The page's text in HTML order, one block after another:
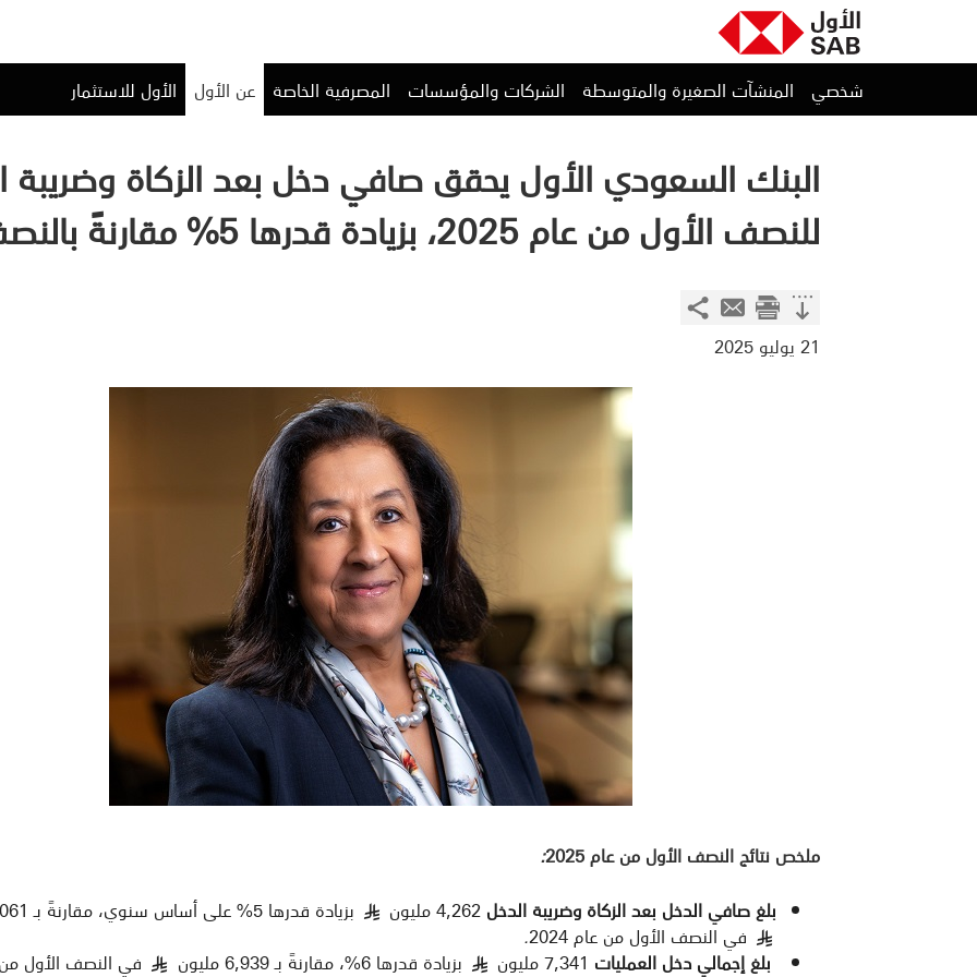
شخصي المنشآت الصغيرة والمتوسطة الشركات والمؤسسات المصرفية الخاصة عن الأول الأول للاستثمار
البنك السعودي الأول يحقق صافي دخل بعد الزكاة وضريبة الدخل
للنصف الأول من عام 2025، بزيادة قدرها 5% مقارنةً بالنصف الأول من عام 2024
21 يوليو 2025
ملخص نتائج النصف الأول من عام 2025
:
بلغ صافي الدخل بعد الزكاة وضريبة الدخل
§ بزيادة قدرها 5% على أساس سنوي، مقارنةً بـ 4,061 مليون
§ في النصف الأول من عام 2024
.
بلغ إجمالي دخل العمليات
§ بزيادة قدرها 6%، مقارنةً بـ 6,939 مليون §
في النصف الأول